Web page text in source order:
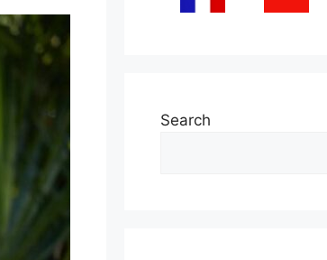
Search